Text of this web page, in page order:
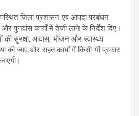
जिला प्रशासन एवं आपदा प्रबंधन
पुनर्वास कार्यों में तेजी लाने के निर्देश दिए।
की सुरक्षा, आवास, भोजन और स्वास्थ्य
की जाए और राहत कार्यों में किसी भी प्रकार